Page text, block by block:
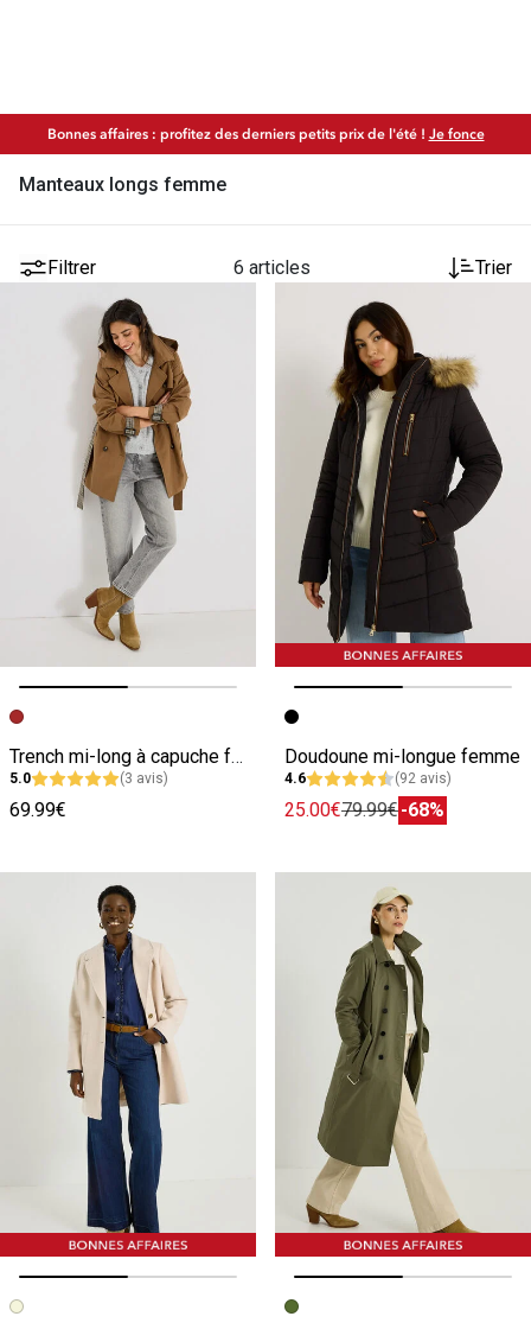
Bonnes affaires : profitez des derniers petits prix de l'été ! Je fonce
Manteaux longs femme
Filtrer 6 articles Trier
Image précédente
Image suivante
Trench mi-long à capuche femme
5.0 (3 avis)
69.99€
Image précédente
Image suivante
Doudoune mi-longue femme
4.6 (92 avis)
25.00€79.99€-68%
Image précédente
Image suivante
Image précédente
Image suivante